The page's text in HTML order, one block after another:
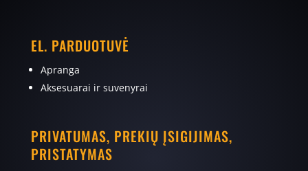
EL. PARDUOTUVĖ
Apranga
Aksesuarai ir suvenyrai
PRIVATUMAS, PREKIŲ ĮSIGIJIMAS,
PRISTATYMAS